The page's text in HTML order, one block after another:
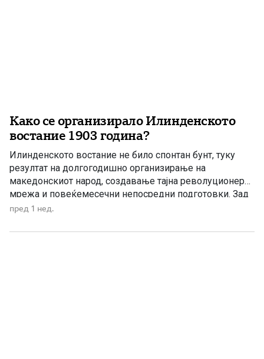
Како се организирало Илинденското
востание 1903 година?
Илинденското востание не било спонтан бунт, туку
резултат на долгогодишно организирање на
македонскиот народ, создавање тајна револуционерна
мрежа и повеќемесечни непосредни подготовки. Зад
него стоела Македонската револуционерна
доверливи канали успеала да подготви масовно
пред 1 нед.